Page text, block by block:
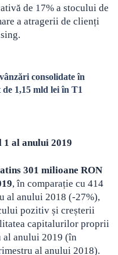
de 17% a stocului de
a atragerii de clienți
consolidate în
1,15 mld lei în T1
al anului 2019
301 milioane RON
, în comparație cu 414
al anului 2018 (-27%),
pozitiv și creșterii
capitalurilor proprii
al anului 2019 (în
al anului 2018).